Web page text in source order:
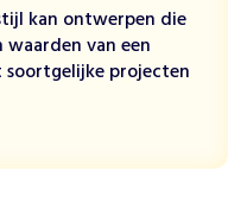
kan ontwerpen die
waarden van een
projecten